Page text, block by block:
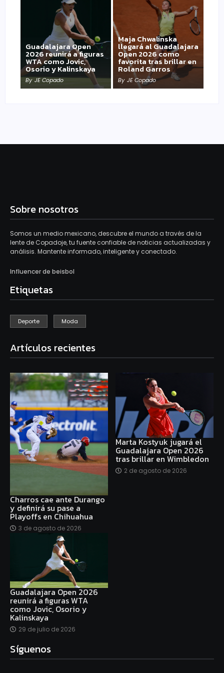
Guadalajara Open
2026 reunirá a figuras
WTA como Jovic,
Osorio y Kalinskaya
By JE Copado
Maja Chwalinska
llegará al Guadalajara
Open 2026 como
favorita tras brillar en
Roland Garros
By JE Copado
Sobre nosotros
Somos un medio mexicano, descubre el mundo a través de la
lente de Copadoje, tu fuente confiable de noticias actualizadas y
análisis. Mantente informado, inteligente y conectado.
Influencer de beisbol
Etiquetas
Deporte Moda
Artículos recientes
Charros cae ante Durango
y definirá su pase a
Playoffs en Chihuahua
3 de agosto de 2026
Marta Kostyuk jugará el
Guadalajara Open 2026
tras brillar en Wimbledon
2 de agosto de 2026
Guadalajara Open 2026
reunirá a figuras WTA
como Jovic, Osorio y
Kalinskaya
29 de julio de 2026
Síguenos